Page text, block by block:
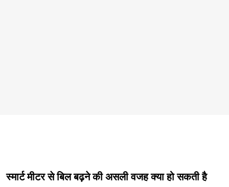
स्मार्ट मीटर से बिल बढ़ने की असली वजह क्या हो सकती है